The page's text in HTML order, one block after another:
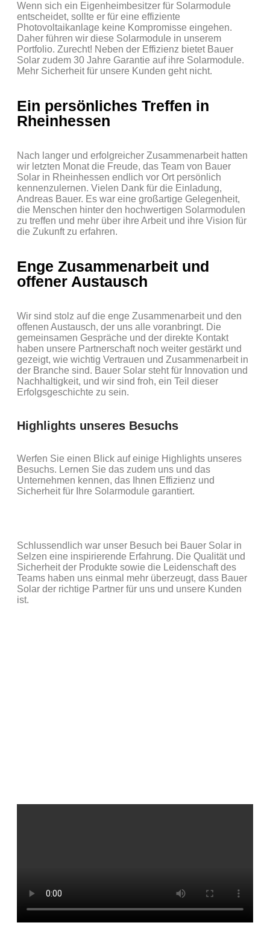
Wenn sich ein Eigenheimbesitzer für Solarmodule
entscheidet, sollte er für eine effiziente
Photovoltaikanlage keine Kompromisse eingehen.
Daher führen wir diese Solarmodule in unserem
Portfolio. Zurecht! Neben der Effizienz bietet Bauer
Solar zudem 30 Jahre Garantie auf ihre Solarmodule.
Mehr Sicherheit für unsere Kunden geht nicht.
Ein persönliches Treffen in
Rheinhessen
Nach langer und erfolgreicher Zusammenarbeit hatten
wir letzten Monat die Freude, das Team von Bauer
Solar in Rheinhessen endlich vor Ort persönlich
kennenzulernen. Vielen Dank für die Einladung,
Andreas Bauer. Es war eine großartige Gelegenheit,
die Menschen hinter den hochwertigen Solarmodulen
zu treffen und mehr über ihre Arbeit und ihre Vision für
die Zukunft zu erfahren.
Enge Zusammenarbeit und
offener Austausch
Wir sind stolz auf die enge Zusammenarbeit und den
offenen Austausch, der uns alle voranbringt. Die
gemeinsamen Gespräche und der direkte Kontakt
haben unsere Partnerschaft noch weiter gestärkt und
gezeigt, wie wichtig Vertrauen und Zusammenarbeit in
der Branche sind. Bauer Solar steht für Innovation und
Nachhaltigkeit, und wir sind froh, ein Teil dieser
Erfolgsgeschichte zu sein.
Highlights unseres Besuchs
Werfen Sie einen Blick auf einige Highlights unseres
Besuchs. Lernen Sie das zudem uns und das
Unternehmen kennen, das Ihnen Effizienz und
Sicherheit für Ihre Solarmodule garantiert.
Schlussendlich war unser Besuch bei Bauer Solar in
Selzen eine inspirierende Erfahrung. Die Qualität und
Sicherheit der Produkte sowie die Leidenschaft des
Teams haben uns einmal mehr überzeugt, dass Bauer
Solar der richtige Partner für uns und unsere Kunden
ist.